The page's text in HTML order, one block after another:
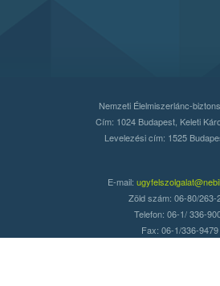
Nemzeti Élelmiszerlánc-
Cím: 1024 Budapest, Keleti
Levelezési cím: 1525
E-mail:
Zöld szám: 06-80/263-
Telefon: 06-1/ 336-
Fax: 06-1/336-9479